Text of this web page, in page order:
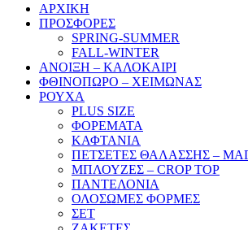
ΑΡΧΙΚΗ
ΠΡΟΣΦΟΡΕΣ
SPRING-SUMMER
FALL-WINTER
ΑΝΟΙΞΗ – ΚΑΛΟΚΑΙΡΙ
ΦΘΙΝΟΠΩΡΟ – ΧΕΙΜΩΝΑΣ
ΡΟΥΧΑ
PLUS SIZE
ΦΟΡΕΜΑΤΑ
ΚΑΦΤΑΝΙΑ
ΠΕΤΣΕΤΕΣ ΘΑΛΑΣΣΗΣ –
ΜΠΛΟΥΖΕΣ – CROP TOP
ΠΑΝΤΕΛΟΝΙΑ
ΟΛΟΣΩΜΕΣ ΦΟΡΜΕΣ
ΣΕΤ